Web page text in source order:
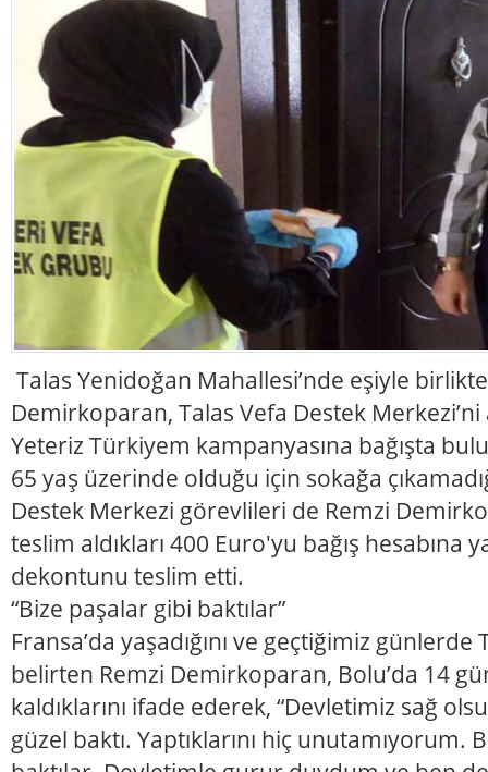
Talas Yenidoğan Mahallesi’nde eşiyle
Demirkoparan, Talas Vefa Destek
Yeteriz Türkiyem kampanyasına bağışta
65 yaş üzerinde olduğu için sokağa
Destek Merkezi görevlileri de Remzi
teslim aldıkları 400 Euro'yu bağış hesabına
dekontunu teslim etti.
“Bize paşalar gibi baktılar”
Fransa’da yaşadığını ve geçtiğimiz günlerde
belirten Remzi Demirkoparan, Bolu’da 14
kaldıklarını ifade ederek, “Devletimiz sağ
güzel baktı. Yaptıklarını hiç unutamıyorum.